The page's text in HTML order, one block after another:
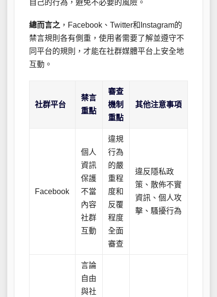
自己的行為，避免不必要的風險。
總而言之 ，Facebook、Twitter和Instagram的
禁言規則各有側重，使用者需要了解並遵守不
同平台的規則，才能在社群媒體平台上安全地
互動。
社群平台
禁言
重點
審查
機制
重點
其他注意事項
Facebook
個人
資訊
保護
不當
內容
社群
互動
違規
行為
的嚴
重程
度和
反覆
程度
全面
審查
違反隱私政
策、散佈不實
資訊、個人攻
擊、騷擾行為
言論
自由
與社